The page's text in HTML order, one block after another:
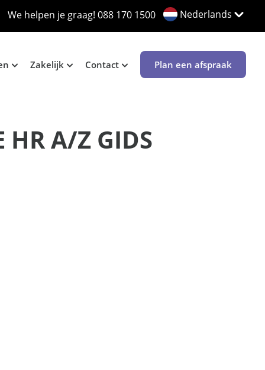
We helpen je graag! 088 170 1500 Nederlands
Zakelijk Contact Plan een afspraak
HR A/Z GIDS